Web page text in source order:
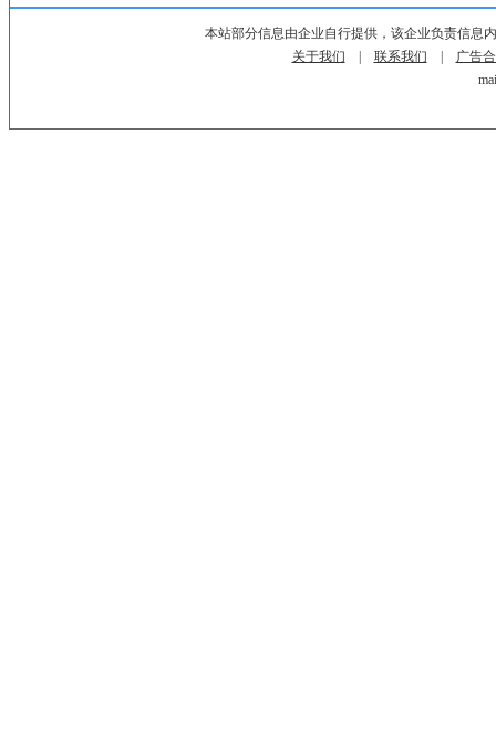
本站部分信息由企业自行提供，该企业负责信息
关于我们
联系我们
广告